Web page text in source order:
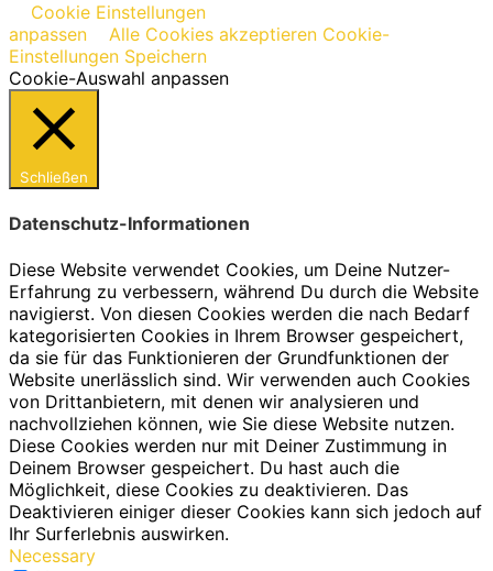
Cookie Einstellungen
anpassen
Alle Cookies akzeptieren Cookie-
Einstellungen Speichern
Cookie-Auswahl anpassen
Schließen
Datenschutz-Informationen
Diese Website verwendet Cookies, um Deine Nutzer-
Erfahrung zu verbessern, während Du durch die Website
navigierst. Von diesen Cookies werden die nach Bedarf
kategorisierten Cookies in Ihrem Browser gespeichert,
da sie für das Funktionieren der Grundfunktionen der
Website unerlässlich sind. Wir verwenden auch Cookies
von Drittanbietern, mit denen wir analysieren und
nachvollziehen können, wie Sie diese Website nutzen.
Diese Cookies werden nur mit Deiner Zustimmung in
Deinem Browser gespeichert. Du hast auch die
Möglichkeit, diese Cookies zu deaktivieren. Das
Deaktivieren einiger dieser Cookies kann sich jedoch auf
Ihr Surferlebnis auswirken.
Necessary